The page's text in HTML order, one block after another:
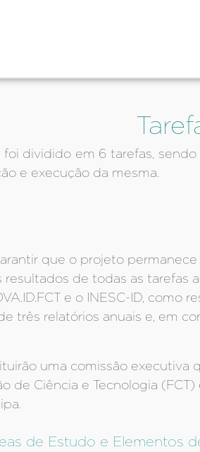
dividido em 6 tarefas,
e execução da mesma.
que o projeto
de todas as tarefas
e o INESC-ID, como
três relatórios anuais e, em
uma comissão executiva
de Ciência e Tecnologia
de Estudo e Elementos